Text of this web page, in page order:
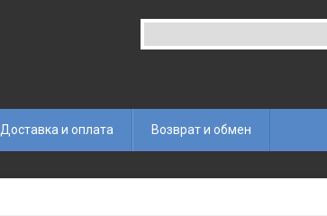
Доставка и оплата Возврат и обмен